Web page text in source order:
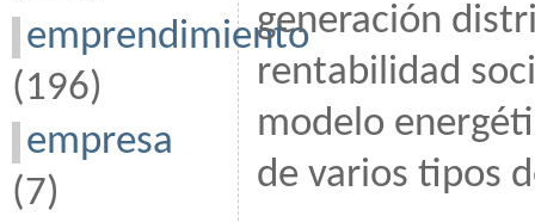
emprendimiento
(196)
empresa
(7)
generación
rentabilidad
modelo
de varios tipos